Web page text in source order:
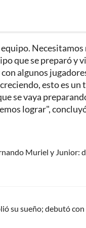
que se preparó y
algunos
esto es
se vaya
lograr",
Muriel y Junior:
su sueño; debutó